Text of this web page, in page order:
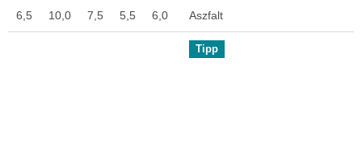
káros vegyszerek hasz
6,5 10,0 7,5 5,5 6,0 7,0
Ajándékutalvány 5- ,000 forint
értékben....
Aszfalt
Tipp